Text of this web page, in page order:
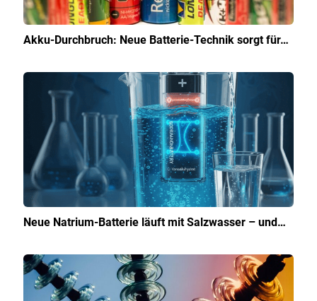
Akku-Durchbruch: Neue Batterie-Technik sorgt für…
Neue Natrium-Batterie läuft mit Salzwasser – und…